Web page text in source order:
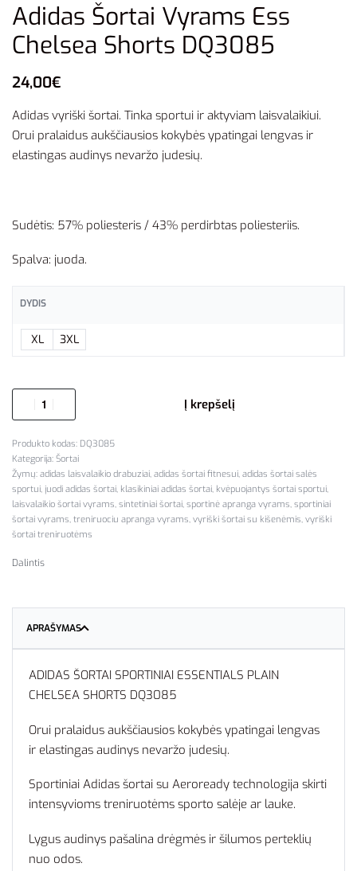
Adidas Šortai Vyrams Ess
Chelsea Shorts DQ3085
24,00€
Adidas vyriški šortai. Tinka sportui ir aktyviam laisvalaikiui.
Orui pralaidus aukščiausios kokybės ypatingai lengvas ir
elastingas audinys nevaržo judesių.
Sudėtis: 57% poliesteris / 43% perdirbtas poliesteriis.
Spalva: juoda.
DYDIS
XL 3XL
Į krepšelį
DQ3085
Kategorija: Šortai
Žymų: adidas laisvalaikio drabuziai, adidas šortai fitnesui, adidas šortai salės
sportui, juodi adidas šortai, klasikiniai adidas šortai, kvėpuojantys šortai sportui,
laisvalaikio šortai vyrams, sintetiniai šortai, sportinė apranga vyrams, sportiniai
šortai vyrams, treniruociu apranga vyrams, vyriški šortai su kišenėmis, vyriški
šortai treniruotėms
Dalintis
APRAŠYMAS
ADIDAS ŠORTAI SPORTINIAI ESSENTIALS PLAIN
CHELSEA SHORTS DQ3085
Orui pralaidus aukščiausios kokybės ypatingai lengvas
ir elastingas audinys nevaržo judesių.
Sportiniai Adidas šortai su Aeroready technologija skirti
intensyvioms treniruotėms sporto salėje ar lauke.
Lygus audinys pašalina drėgmės ir šilumos perteklių
nuo odos.